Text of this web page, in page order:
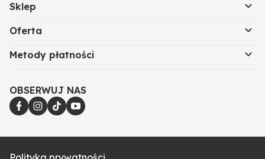
Sklep
Oferta
Metody płatności
OBSERWUJ NAS